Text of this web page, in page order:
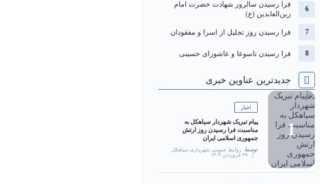
فرا رسیدن سالروز شهادت حضرت امام
زین‌العابدین (ع)
فرا رسیدن روز تجلیل از اسرا و مفقودان
فرا رسیدن تاسوعا و عاشورای حسینی
جدیدترین عناوین خبری
اخبار
پیام تبریک شهردار سیاهکل به
مناسبت فرا رسیدن روز ارتش
جمهوری اسلامی ایران
توسط
روابط عمومی شهرداری سیاهکل
۲۹ فروردین ۱۴۰۴